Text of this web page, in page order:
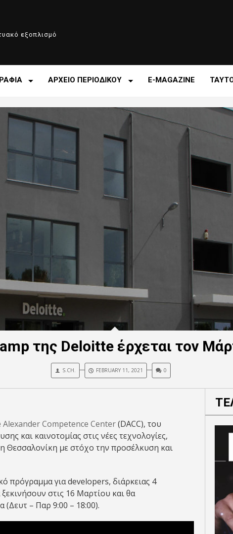
εξοπλισμό
ΑΡΧΕΙΟ ΠΕΡΙΟΔΙΚΟΥ E-MAGAZINE
της Deloitte έρχεται τον
S.CH. FEBRUARY 11, 2021 0
Competence Center(DACC), του
και καινοτομίας στις νέες τεχνολογίες,
Θεσσαλονίκη με στόχο την προσέλκυση και
πρόγραμμα για developers, διάρκειας 4
στις 16 Μαρτίου και θα
(Δευτ – Παρ 9:00 – 18:00).